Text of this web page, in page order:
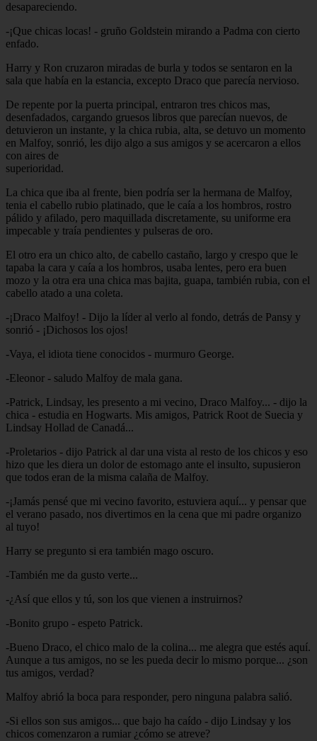
desapareciendo.
-¡Que chicas locas! - gruño Goldstein mirando a Padma con cierto
enfado.
Harry y Ron cruzaron miradas de burla y todos se sentaron en la
sala que había en la estancia, excepto Draco que parecía nervioso.
De repente por la puerta principal, entraron tres chicos mas,
desenfadados, cargando gruesos libros que parecían nuevos, de
detuvieron un instante, y la chica rubia, alta, se detuvo un momento
en Malfoy, sonrió, les dijo algo a sus amigos y se acercaron a ellos
con aires de
superioridad.
La chica que iba al frente, bien podría ser la hermana de Malfoy,
tenia el cabello rubio platinado, que le caía a los hombros, rostro
pálido y afilado, pero maquillada discretamente, su uniforme era
impecable y traía pendientes y pulseras de oro.
El otro era un chico alto, de cabello castaño, largo y crespo que le
tapaba la cara y caía a los hombros, usaba lentes, pero era buen
mozo y la otra era una chica mas bajita, guapa, también rubia, con el
cabello atado a una coleta.
-¡Draco Malfoy! - Dijo la líder al verlo al fondo, detrás de Pansy y
sonrió - ¡Dichosos los ojos!
-Vaya, el idiota tiene conocidos - murmuro George.
-Eleonor - saludo Malfoy de mala gana.
-Patrick, Lindsay, les presento a mi vecino, Draco Malfoy... - dijo la
chica - estudia en Hogwarts. Mis amigos, Patrick Root de Suecia y
Lindsay Hollad de Canadá...
-Proletarios - dijo Patrick al dar una vista al resto de los chicos y eso
hizo que les diera un dolor de estomago ante el insulto, supusieron
que todos eran de la misma calaña de Malfoy.
-¡Jamás pensé que mi vecino favorito, estuviera aquí... y pensar que
el verano pasado, nos divertimos en la cena que mi padre organizo
al tuyo!
Harry se pregunto si era también mago oscuro.
-También me da gusto verte...
-¿Así que ellos y tú, son los que vienen a instruirnos?
-Bonito grupo - espeto Patrick.
-Bueno Draco, el chico malo de la colina... me alegra que estés aquí.
Aunque a tus amigos, no se les pueda decir lo mismo porque... ¿son
tus amigos, verdad?
Malfoy abrió la boca para responder, pero ninguna palabra salió.
-Si ellos son sus amigos... que bajo ha caído - dijo Lindsay y los
chicos comenzaron a rumiar ¿cómo se atreve?